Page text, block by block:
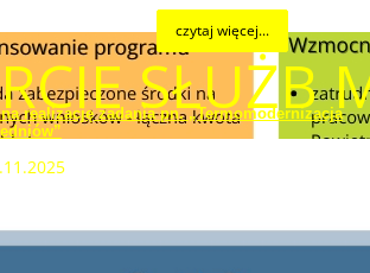
SŁUŻB
czytaj więcej...
realizację zadania pn. „Termomodernizacja
2025 r. w siedzibie Wojewódzkiego
Środowiska i Gospodarki Wodnej w